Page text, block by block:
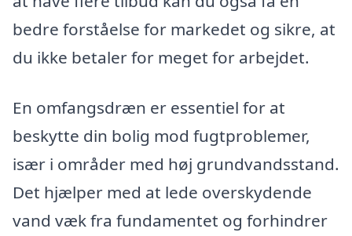
bedre forståelse for markedet og sikre, at
du ikke betaler for meget for arbejdet.
En omfangsdræn er essentiel for at
beskytte din bolig mod fugtproblemer,
især i områder med høj grundvandsstand.
Det hjælper med at lede overskydende
vand væk fra fundamentet og forhindrer